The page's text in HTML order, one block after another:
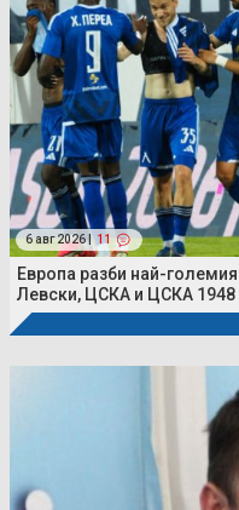
6 авг 2026 | 11
Европа разби най-
Левски, ЦСКА и ЦСКА 1948